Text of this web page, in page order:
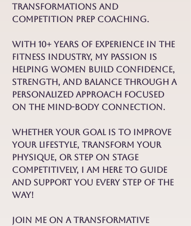
transformations and
competition prep coaching.
With 10+ years of experience in the
fitness industry, my passion is
helping women build confidence,
strength, and balance through a
personalized approach focused
on the mind-body connection.
Whether your goal is to improve
your lifestyle, transform your
physique, or step on stage
competitively, I am here to guide
and support you every step of the
way!
Join me on a transformative